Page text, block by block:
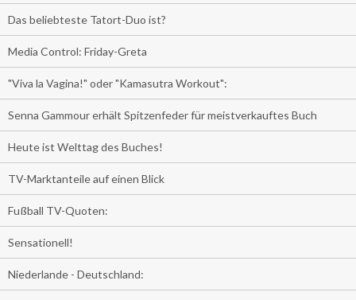
Das beliebteste Tatort-Duo ist?
Media Control: Friday-Greta
"Viva la Vagina!" oder "Kamasutra Workout":
Senna Gammour erhält Spitzenfeder für meistverkauftes Buch
Heute ist Welttag des Buches!
TV-Marktanteile auf einen Blick
Fußball TV-Quoten:
Sensationell!
Niederlande - Deutschland: